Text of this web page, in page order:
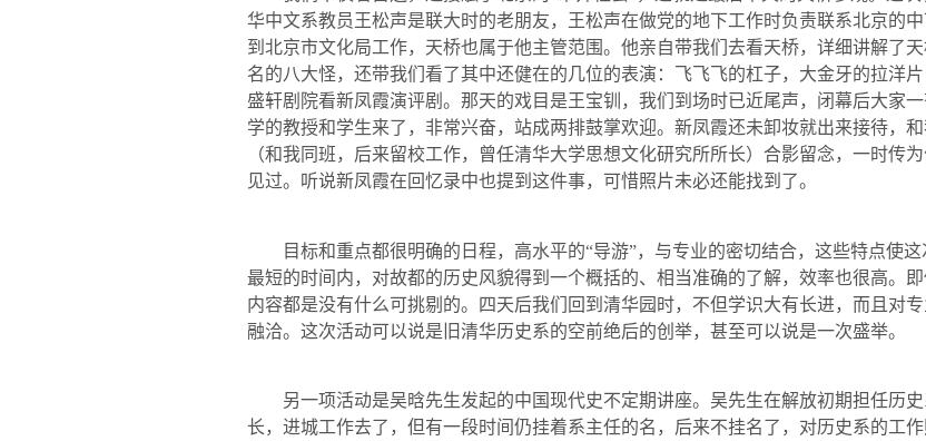
华中文系教员王松声是联大时的老朋友，王松声在做党的地下工作时负责联系北京的
到北京市文化局工作，天桥也属于他主管范围。他亲自带我们去看天桥，详细讲解了
名的八大怪，还带我们看了其中还健在的几位的表演：飞飞飞的杠子，大金牙的拉洋
盛轩剧院看新凤霞演评剧。那天的戏目是王宝钏，我们到场时已近尾声，闭幕后大家
学的教授和学生来了，非常兴奋，站成两排鼓掌欢迎。新凤霞还未卸妆就出来接待，
（和我同班，后来留校工作，曾任清华大学思想文化研究所所长）合影留念，一时传
见过。听说新凤霞在回忆录中也提到这件事，可惜照片未必还能找到了。
目标和重点都很明确的日程，高水平的“导游”，与专业的密切结合，这些特点使
最短的时间内，对故都的历史风貌得到一个概括的、相当准确的了解，效率也很高。
内容都是没有什么可挑剔的。四天后我们回到清华园时，不但学识大有长进，而且对
融洽。这次活动可以说是旧清华历史系的空前绝后的创举，甚至可以说是一次盛举。
另一项活动是吴晗先生发起的中国现代史不定期讲座。吴先生在解放初期担任历史
长，进城工作去了，但有一段时间仍挂着系主任的名，后来不挂名了，对历史系的工